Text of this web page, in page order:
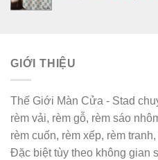
GIỚI THIỆU
Thế Giới Màn Cửa - Stad
rèm vải, rèm gỗ, rèm sáo
rèm cuốn, rèm xếp, rèm
Đặc biệt tùy theo không gian